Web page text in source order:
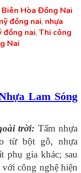
Hòa Đồng Nai
đồng nai, nhựa
đồng nai, Thi công
Nai
Lam Sóng
trời: Tấm nhựa
từ bột gỗ, nhựa
phụ gia khác; sau
công nghệ hiện